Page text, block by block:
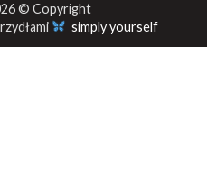
© Copyright
simply yourself